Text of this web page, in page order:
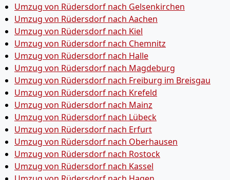
Umzug von Rüdersdorf nach Gelsenkirchen
Umzug von Rüdersdorf nach Aachen
Umzug von Rüdersdorf nach Kiel
Umzug von Rüdersdorf nach Chemnitz
Umzug von Rüdersdorf nach Halle
Umzug von Rüdersdorf nach Magdeburg
Umzug von Rüdersdorf nach Freiburg im Breisgau
Umzug von Rüdersdorf nach Krefeld
Umzug von Rüdersdorf nach Mainz
Umzug von Rüdersdorf nach Lübeck
Umzug von Rüdersdorf nach Erfurt
Umzug von Rüdersdorf nach Oberhausen
Umzug von Rüdersdorf nach Rostock
Umzug von Rüdersdorf nach Kassel